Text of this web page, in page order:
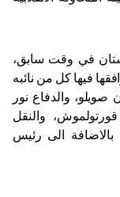
في وقت سابق،
فيها كل من نائبه
صويلو، والدفاع نور
قورتولموش، والنقل
بالاضافة الى رئيس